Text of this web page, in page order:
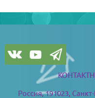
Россия, 191023,